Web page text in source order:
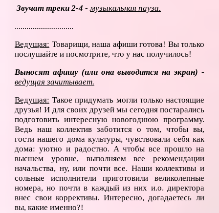
Звучат треки 2-4 -музыкальная пауза.
..............................
Ведущая: Товарищи, наша афиши готова! Вы только
послушайте и посмотрите, что у нас получилось!
Выносят афишу (или она выводится на экран) -
ведущая зачитывает.
Ведущая: Такое придумать могли только настоящие
друзья! И для своих друзей мы сегодня постарались
подготовить интересную новогоднюю программу.
Ведь наш коллектив заботится о том, чтобы вы,
гости нашего дома культуры, чувствовали себя как
дома: уютно и радостно. А чтобы все прошло на
высшем уровне, выполняем все рекомендации
начальства, ну, или почти все. Наши коллективы и
сольные исполнители приготовили великолепные
номера, но почти в каждый из них и.о. директора
внес свои коррективы. Интересно, догадаетесь ли
вы, какие именно?!